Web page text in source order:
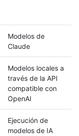
Modelos de
Claude
Modelos locales a
través de la API
compatible con
OpenAI
Ejecución de
modelos de IA